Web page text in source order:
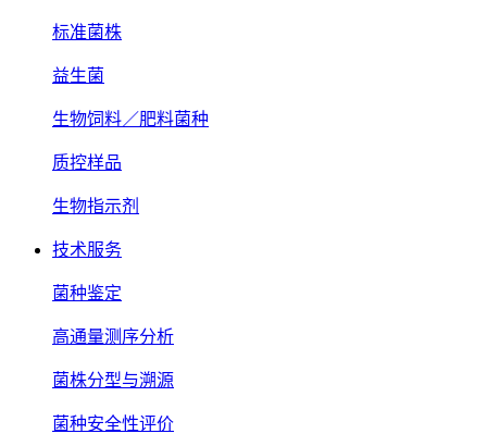
标准菌株
益生菌
生物饲料／肥料菌种
质控样品
生物指示剂
技术服务
菌种鉴定
高通量测序分析
菌株分型与溯源
菌种安全性评价